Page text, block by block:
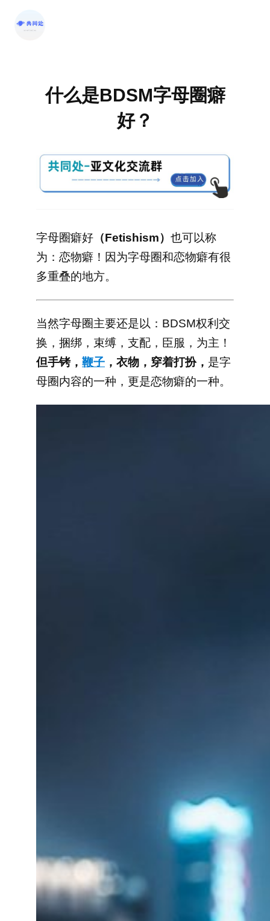
什么是BDSM字母圈癖
好？
字母圈癖好 （Fetishism） 也可以称
为：恋物癖！因为字母圈和恋物癖有很
多重叠的地方。
当然字母圈主要还是以：BDSM权利交
换，捆绑，束缚，支配，臣服，为主！
但手铐， 鞭子 ，衣物，穿着打扮， 是字
母圈内容的一种，更是恋物癖的一种。